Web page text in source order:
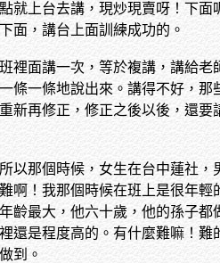
就上台去講，現炒現賣呀！下
面，講台上面訓練成功的。
裡面講一次，等於複講，講給
條一條地說出來。講得不好，
新再修正，修正之後以後，還
以那個時候，女生在台中蓮社
啊！我那個時候在班上是很年
齡最大，他六十歲，他的孫子
還是程度高的。有什麼難嘛！
到。